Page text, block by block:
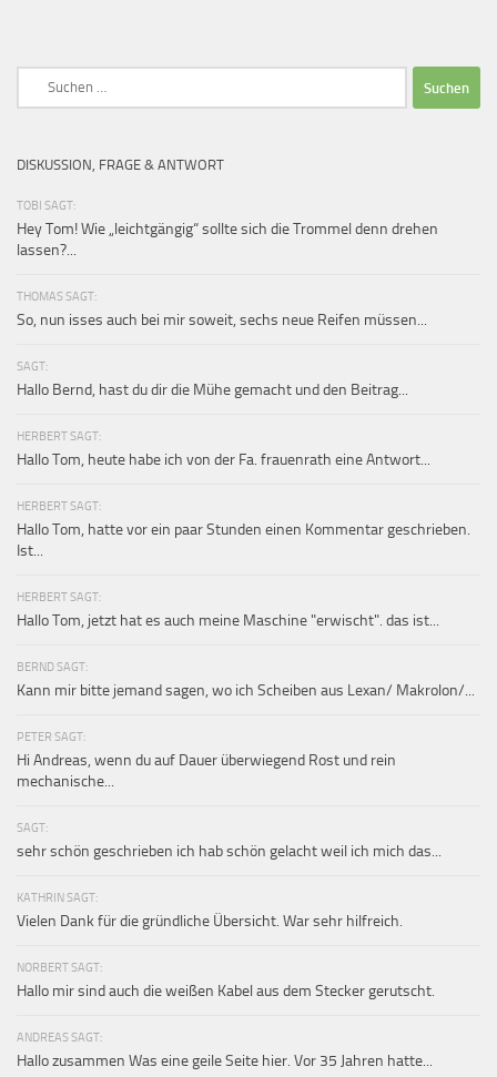
DISKUSSION, FRAGE & ANTWORT
TOBI SAGT:
Hey Tom! Wie „leichtgängig“ sollte sich die Trommel denn drehen
lassen?...
THOMAS SAGT:
So, nun isses auch bei mir soweit, sechs neue Reifen müssen...
SAGT:
Hallo Bernd, hast du dir die Mühe gemacht und den Beitrag...
HERBERT SAGT:
Hallo Tom, heute habe ich von der Fa. frauenrath eine Antwort...
HERBERT SAGT:
Hallo Tom, hatte vor ein paar Stunden einen Kommentar geschrieben.
Ist...
HERBERT SAGT:
Hallo Tom, jetzt hat es auch meine Maschine "erwischt". das ist...
BERND SAGT:
Kann mir bitte jemand sagen, wo ich Scheiben aus Lexan/ Makrolon/...
PETER SAGT:
Hi Andreas, wenn du auf Dauer überwiegend Rost und rein
mechanische...
SAGT:
sehr schön geschrieben ich hab schön gelacht weil ich mich das...
KATHRIN SAGT:
Vielen Dank für die gründliche Übersicht. War sehr hilfreich.
NORBERT SAGT:
Hallo mir sind auch die weißen Kabel aus dem Stecker gerutscht.
ANDREAS SAGT:
Hallo zusammen Was eine geile Seite hier. Vor 35 Jahren hatte...